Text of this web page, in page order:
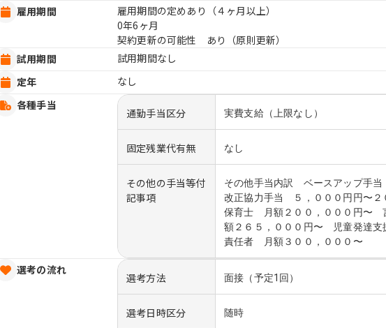
雇用期間
雇用期間の定めあり（４ヶ月以上）
0年6ヶ月
契約更新の可能性 あり（原則更新）
試用期間
試用期間なし
定年
なし
各種手当
通勤手当区分 実費支給（上限なし）
固定残業代有無 なし
その他の手当等付
記事項
その他手当内訳 ベースアッ
改正協力手当 ５，０００円円〜２
保育士 月額２００，０００円〜
額２６５，０００円〜 児童発達支
責任者 月額３００，０００〜
選考の流れ
選考方法 面接（予定1回）
選考日時区分 随時